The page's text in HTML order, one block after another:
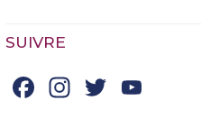
SUIVRE
FacebookTwitter